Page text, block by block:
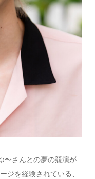
〜さんとの夢の競演が
ジを経験されている、